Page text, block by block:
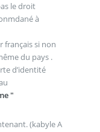
le droit
à
français si non
du pays .
d’identité
"
(kabyle A